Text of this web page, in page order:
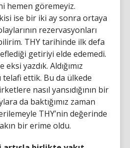
hemen göremeyiz.
ise bir iki ay sonra ortaya
rezervasyonları
THY tarihinde ilk defa
getiriyi elde edemedi.
yazdık. Aldığımız
telafi ettik. Bu da ülkede
nasıl yansıdığının bir
da baktığımız zaman
THY’nin değerinde
bir erime oldu.